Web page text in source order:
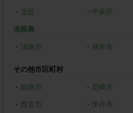
・ 北区 ・ 中央区
淡路島
・ 淡路市 ・ 洲本市
その他市区町村
・ 姫路市 ・ 尼崎市
・ 西宮市 ・ 伊丹市